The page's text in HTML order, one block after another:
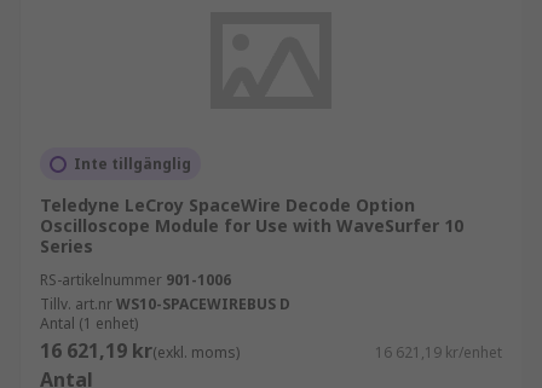
Inte tillgänglig
Teledyne LeCroy SpaceWire Decode Option
Oscilloscope Module for Use with WaveSurfer 10
Series
RS-artikelnummer 901-1006
Tillv. art.nrWS10-SPACEWIREBUS D
Antal (1 enhet)
16 621,19 kr(exkl. moms) 16 621,19 kr/enhet
Antal